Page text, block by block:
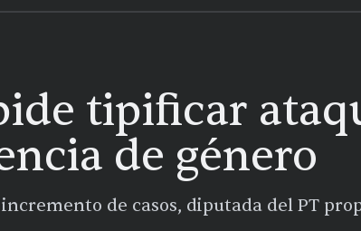
tipificar
de género
de casos, diputada del PT